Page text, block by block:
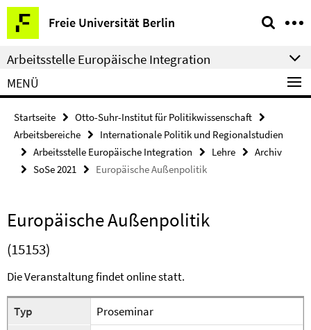
Springe
direkt
zu
Inhalt
Freie Universität Berlin
Service-
Navigation
Arbeitsstelle Europäische Integration
MENÜ
Startseite
Otto-Suhr-Institut für Politikwissenschaft
Arbeitsbereiche
Internationale Politik und Regionalstudien
Arbeitsstelle Europäische Integration
Lehre
Archiv
SoSe 2021
Europäische Außenpolitik
Europäische Außenpolitik
(15153)
Die Veranstaltung findet online statt.
Typ
Proseminar